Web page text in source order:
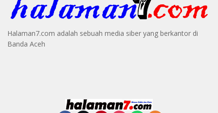
Halaman7.com adalah sebuah media siber yang berkantor di
Banda Aceh